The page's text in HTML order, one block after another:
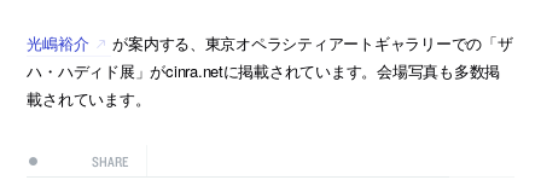
光嶋裕介
が案内する、東京オペラシティアートギャラリーでの「ザ
ハ・ハディド展」がcinra.netに掲載されています。会場写真も多数掲
載されています。
SHARE